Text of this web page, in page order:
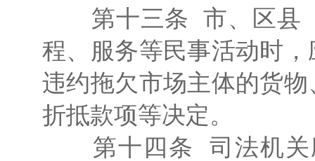
第十三条 市、区县（
程、服务等民事活动时
违约拖欠市场主体的货
折抵款项等决定。
第十四条 司法机关